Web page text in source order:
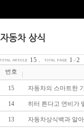
자동차 상식
15 . 1 2
번호
15 자동차의 스마트한
14 히터 튼다고 연비가
13 자동차상식백과 알